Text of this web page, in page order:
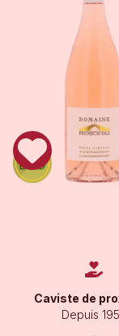
Caviste de
Depuis